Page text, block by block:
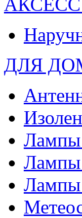
ДЛЯ
Лампы
Лампы
Лампы